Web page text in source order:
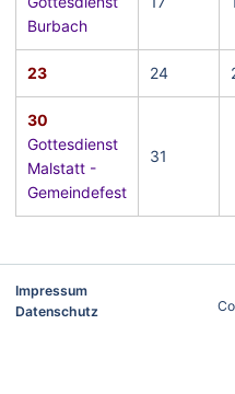
Burbach
23 24
30
Gottesdienst
Malstatt -
Gemeindefest
31
Impressum
Datenschutz